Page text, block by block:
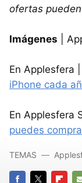
ofertas
Imágenes |
En Applesfera |
iPhone cada
En Applesfera
puedes
TEMAS